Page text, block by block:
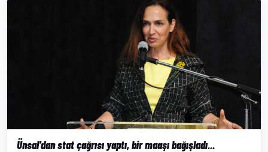
Ünsal'dan stat çağrısı yaptı, bir maaşı bağışladı...